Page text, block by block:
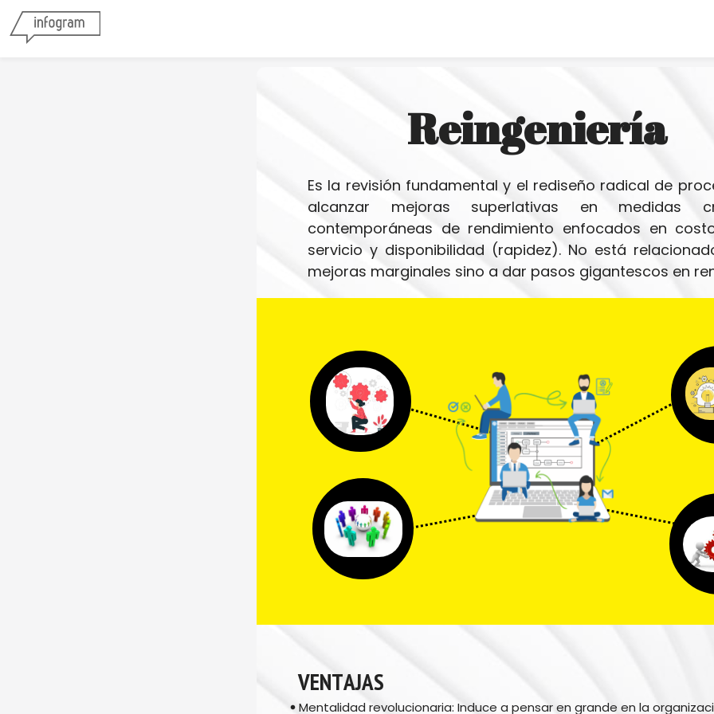
Reingeniería
Es la revisión fundamental y el rediseño radical de
alcanzar mejoras superlativas en medidas
contemporáneas de rendimiento enfocados en
servicio y disponibilidad (rapidez). No está
VENTAJAS
Mentalidad revolucionaria: Induce a pensar en grande en la